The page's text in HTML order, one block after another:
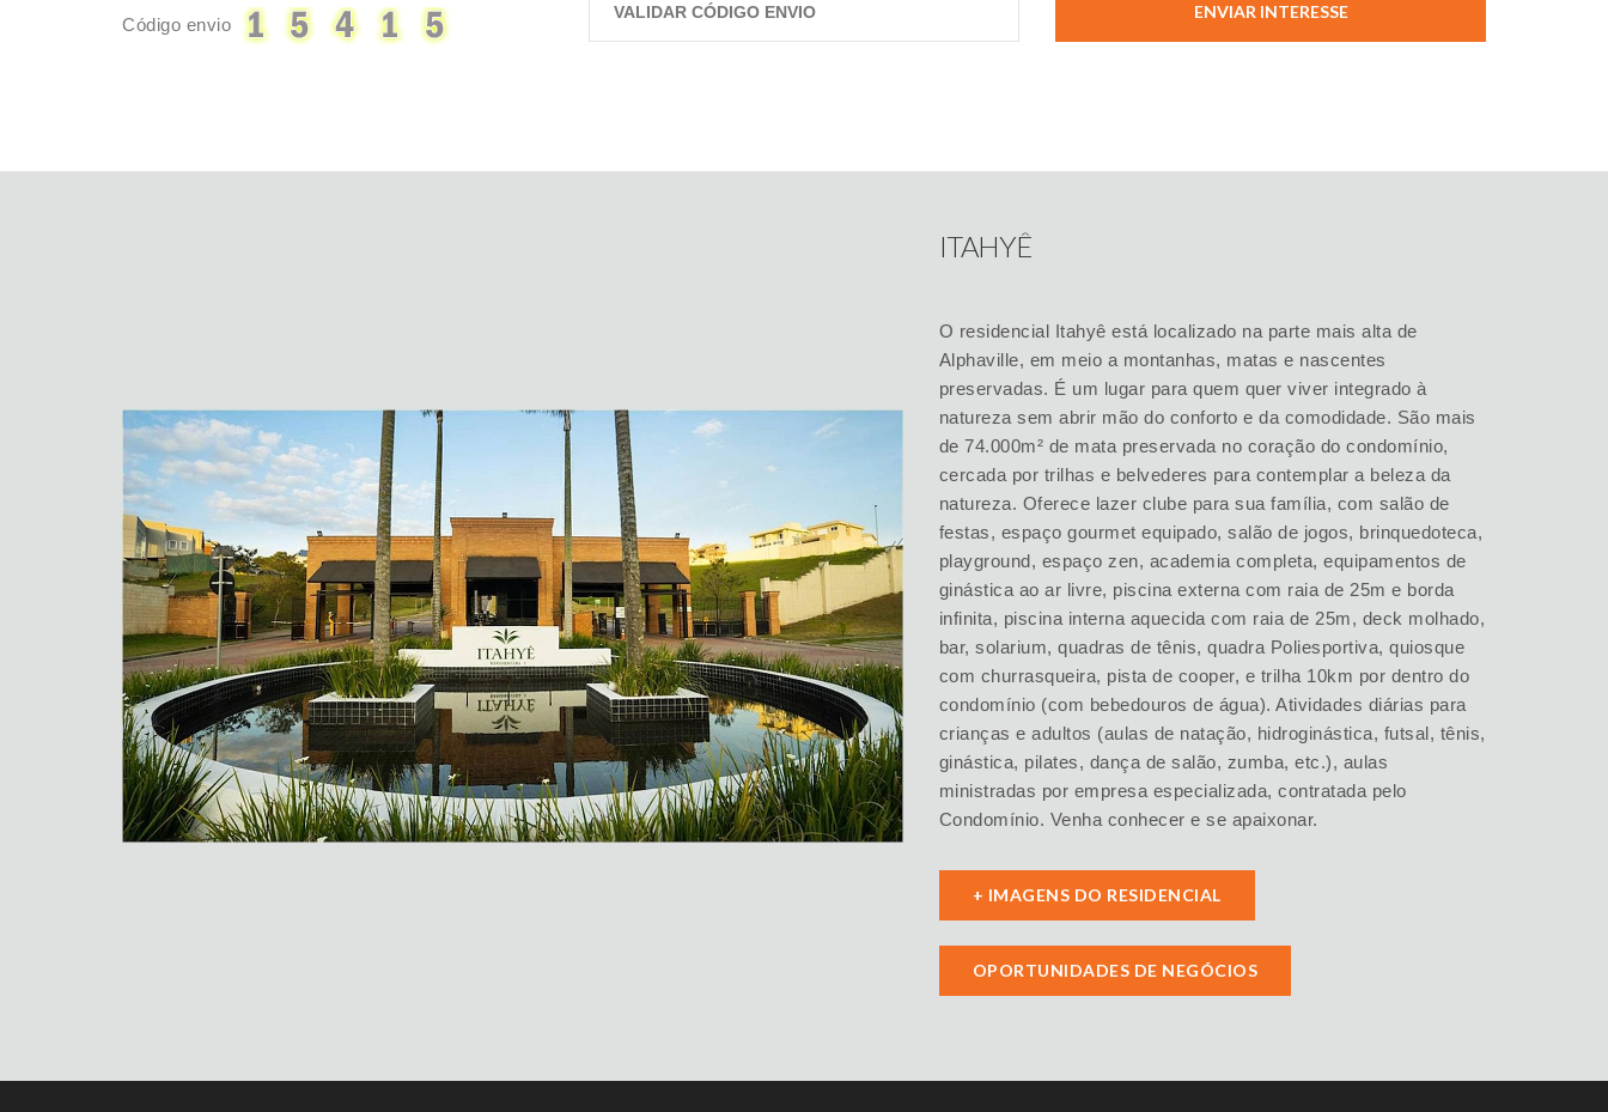
Código envio
ENVIAR INTERESSE
ITAHYÊ
O residencial Itahyê está localizado na parte mais alta de
Alphaville, em meio a montanhas, matas e nascentes
preservadas. É um lugar para quem quer viver integrado à
natureza sem abrir mão do conforto e da comodidade. São mais
de 74.000m² de mata preservada no coração do condomínio,
cercada por trilhas e belvederes para contemplar a beleza da
natureza. Oferece lazer clube para sua família, com salão de
festas, espaço gourmet equipado, salão de jogos, brinquedoteca,
playground, espaço zen, academia completa, equipamentos de
ginástica ao ar livre, piscina externa com raia de 25m e borda
infinita, piscina interna aquecida com raia de 25m, deck molhado,
bar, solarium, quadras de tênis, quadra Poliesportiva, quiosque
com churrasqueira, pista de cooper, e trilha 10km por dentro do
condomínio (com bebedouros de água). Atividades diárias para
crianças e adultos (aulas de natação, hidroginástica, futsal, tênis,
ginástica, pilates, dança de salão, zumba, etc.), aulas
ministradas por empresa especializada, contratada pelo
Condomínio. Venha conhecer e se apaixonar.
+ IMAGENS DO RESIDENCIAL
OPORTUNIDADES DE NEGÓCIOS